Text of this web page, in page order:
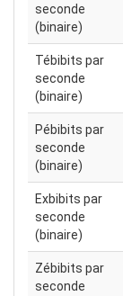
seconde
(binaire)
Tébibits par
seconde
(binaire)
Pébibits par
seconde
(binaire)
Exbibits par
seconde
(binaire)
Zébibits par
seconde